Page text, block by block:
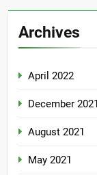
Archives
April 2022
December 2021
August 2021
May 2021